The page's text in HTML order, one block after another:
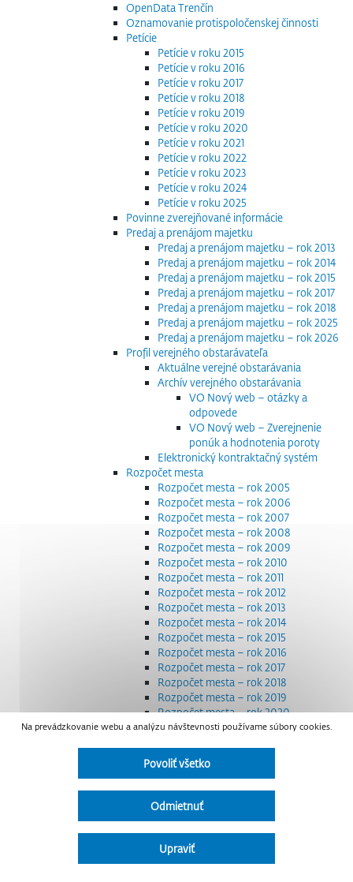
OpenData Trenčín
Oznamovanie protispoločenskej činnosti
Petície
Petície v roku 2015
Petície v roku 2016
Petície v roku 2017
Petície v roku 2018
Petície v roku 2019
Petície v roku 2020
Petície v roku 2021
Petície v roku 2022
Petície v roku 2023
Petície v roku 2024
Petície v roku 2025
Povinne zverejňované informácie
Predaj a prenájom majetku
Predaj a prenájom majetku – rok 2013
Predaj a prenájom majetku – rok 2014
Predaj a prenájom majetku – rok 2015
Predaj a prenájom majetku – rok 2017
Predaj a prenájom majetku – rok 2018
Predaj a prenájom majetku – rok 2025
Predaj a prenájom majetku – rok 2026
Profil verejného obstarávateľa
Aktuálne verejné obstarávania
Archív verejného obstarávania
VO Nový web – otázky a
odpovede
VO Nový web – Zverejnenie
ponúk a hodnotenia poroty
Elektronický kontraktačný systém
Rozpočet mesta
Rozpočet mesta – rok 2005
Rozpočet mesta – rok 2006
Rozpočet mesta – rok 2007
Rozpočet mesta – rok 2008
Rozpočet mesta – rok 2009
Rozpočet mesta – rok 2010
Rozpočet mesta – rok 2011
Rozpočet mesta – rok 2012
Rozpočet mesta – rok 2013
Rozpočet mesta – rok 2014
Rozpočet mesta – rok 2015
Rozpočet mesta – rok 2016
Rozpočet mesta – rok 2017
Rozpočet mesta – rok 2018
Rozpočet mesta – rok 2019
Rozpočet mesta – rok 2020
Rozpočet mesta – rok 2021
Rozpočet mesta – rok 2023
Rozpočet mesta – rok 2024
Rozpočet mesta – rok 2026
Strategické dokumenty
Transparentnosť a výdavky na štátnu reklamu
Úradná tabuľa
Na prevádzkovanie webu a analýzu návštevnosti používame súbory cookies.
Povoliť všetko
Odmietnuť
Upraviť